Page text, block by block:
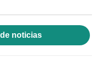
noticias